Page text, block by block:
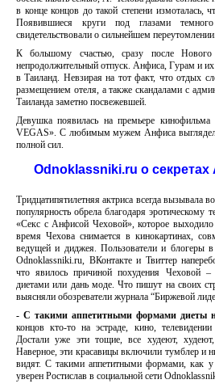
в конце концов до такой степени измоталась,
Появившиеся круги под глазами
свидетельствовали о сильнейшем переутомлении.
К большому счастью, сразу после Нового
непродолжительный отпуск. Анфиса, Гурам и
в Таиланд. Невзирая на тот факт, что отдых
размещением отеля, а также скандалами с
Таиланда заметно посвежевшей.
Девушка появилась на премьере
VEGAS». С любимым мужем Анфиса
полной сил.
Odnoklassniki.ru о
Тридцатипятилетняя актриса всегда вызывала
популярность обрела благодаря
«Секс с Анфисой Чеховой», которое
время Чехова снимается в кинокартинах,
ведущей и диджея. Пользователи и блогеры
Odnoklassniki.ru, ВКонтакте и Твиттер
что явилось причиной похудения Чеховой –
диетами или дань моде. Что пишут на своих
выясняли обозреватели журнала “Биржевой
- С такими аппетитными формами диеты
концов кто-то на эстраде, кино,
Достали уже эти тощие, все худеют,
Наверное, эти красавицы включили тумблер и
видят. С такими аппетитными формами,
уверен Ростислав в социальной сети